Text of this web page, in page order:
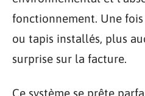
fonctionnement. Une
ou tapis installés, plus
surprise sur la facture.
Ce système se prête